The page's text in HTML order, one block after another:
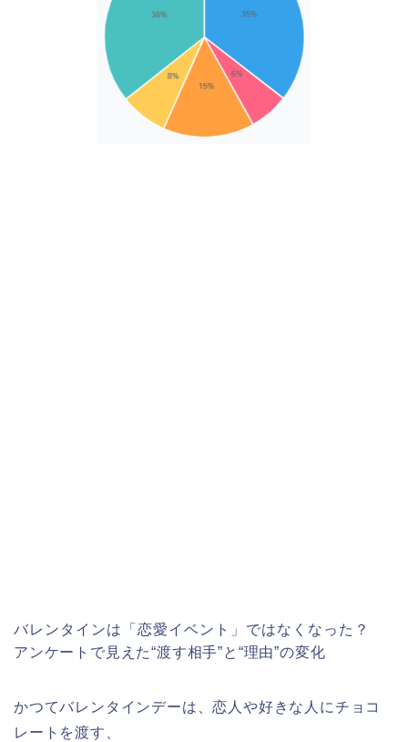
バレンタインは「恋愛イベント」ではなくなった？
アンケートで見えた“渡す相手”と“理由”の変化
かつてバレンタインデーは、恋人や好きな人にチョコ
レートを渡す、